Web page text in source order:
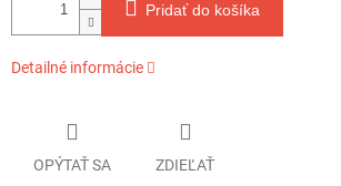
Pridať do košíka
Detailné informácie
OPÝTAŤ SA ZDIEĽAŤ